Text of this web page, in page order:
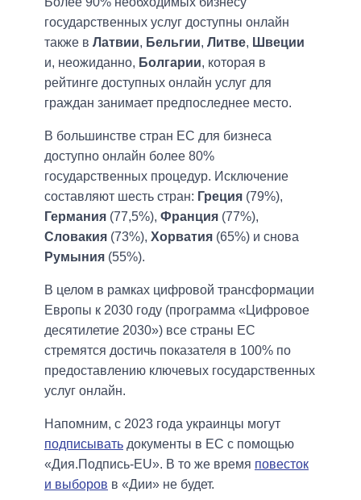
государственных услуг доступны онлайн
также в Латвии, Бельгии, Литве, Швеции
и, неожиданно, Болгарии, которая в
рейтинге доступных онлайн услуг для
граждан занимает предпоследнее место.
В большинстве стран ЕС для бизнеса
доступно онлайн более 80%
государственных процедур. Исключение
составляют шесть стран: Греция (79%),
Германия (77,5%), Франция (77%),
Словакия (73%), Хорватия (65%) и снова
Румыния (55%).
В целом в рамках цифровой трансформации
Европы к 2030 году (программа «Цифровое
десятилетие 2030») все страны ЕС
стремятся достичь показателя в 100% по
предоставлению ключевых государственных
услуг онлайн.
Напомним, с 2023 года украинцы могут
подписывать документы в ЕС с помощью
«Дия.Подпись-EU». В то же время повесток
и выборов в «Дии» не будет.